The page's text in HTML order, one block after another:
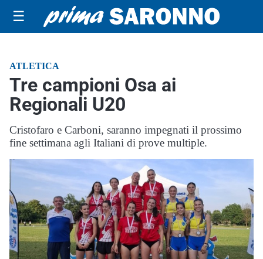
☰
ATLETICA
Tre campioni Osa ai
Regionali U20
Cristofaro e Carboni, saranno impegnati il prossimo
fine settimana agli Italiani di prove multiple.